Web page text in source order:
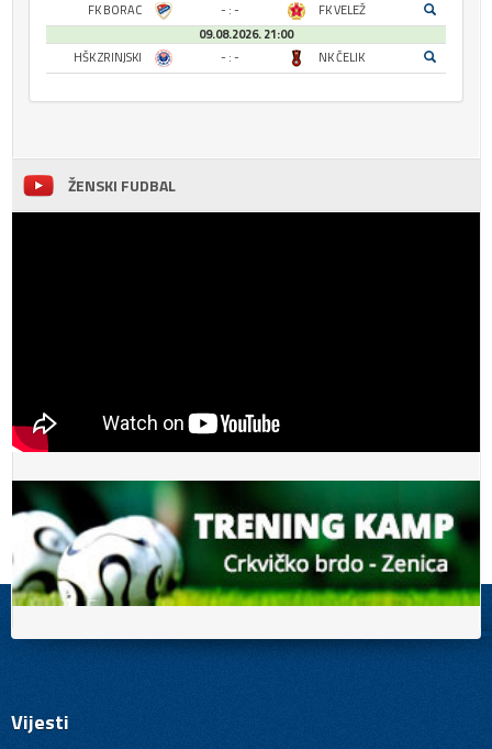
FK BORAC
- : -
FK VELEŽ
09.08.2026. 21:00
HŠK ZRINJSKI
- : - NK ČELIK
ŽENSKI FUDBAL
Vijesti